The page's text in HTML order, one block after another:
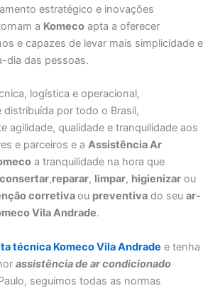
estratégico e inovações
a Komeco apta a oferecer
e capazes de levar mais simplicidade e
dia das pessoas.
logística e operacional,
distribuída por todo o Brasil,
agilidade, qualidade e tranquilidade aos
e parceiros e aAssistência Ar
a tranquilidade na hora que
consertar,reparar, limpar, higienizar ou
corretivaou preventiva do seuar-
Vila Andrade.
técnica Komeco Vila Andrade e tenha
assistênciade ar condicionado
seguimos todas as normas